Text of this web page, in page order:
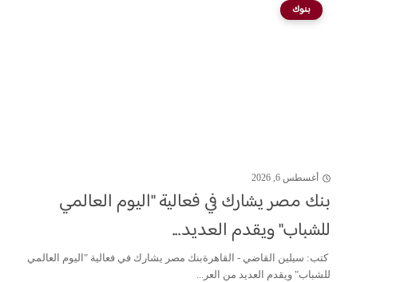
بنوك
أغسطس 6, 2026
بنك مصر يشارك في فعالية "اليوم العالمي
للشباب" ويقدم العديد...
كتب: سيلين القاضي - القاهرةبنك مصر يشارك في فعالية "اليوم العالمي
للشباب" ويقدم العديد من العر...